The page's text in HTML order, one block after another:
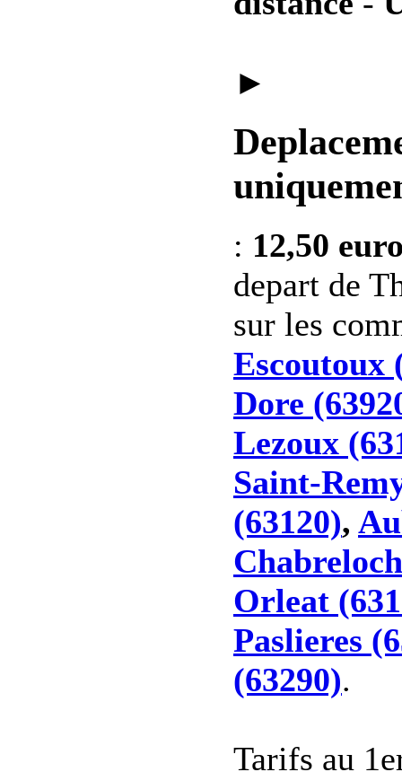
►
: 12,50
depart de
sur les
Escoutoux
Dore
Lezoux
Saint-
(63120),
Orleat
Paslieres
(63290).
Tarifs au